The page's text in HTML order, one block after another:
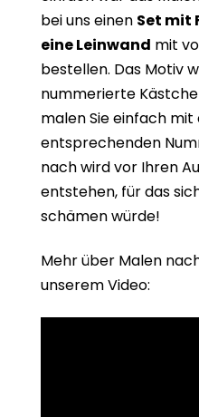
bei uns einen Set mit
eine Leinwand mit
bestellen. Das Motiv
nummerierte
malen Sie einfach
entsprechenden
nach wird vor Ihren
entstehen, für das
schämen würde!
Mehr über Malen
unserem Video: